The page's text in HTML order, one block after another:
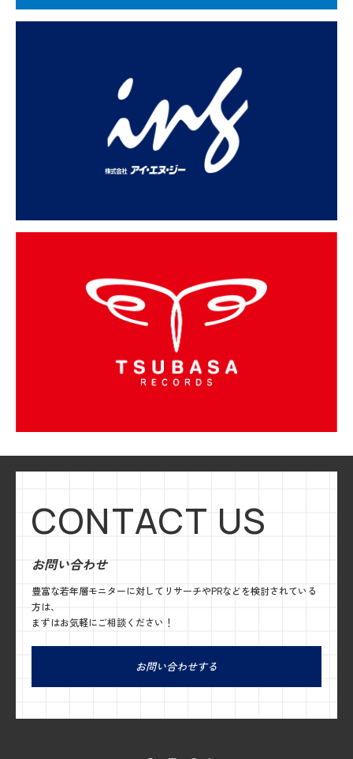
CONTACT US
お問い合わせ
豊富な若年層モニターに対してリサーチやPRなどを検討されている
方は、
まずはお気軽にご相談ください！
お問い合わせする